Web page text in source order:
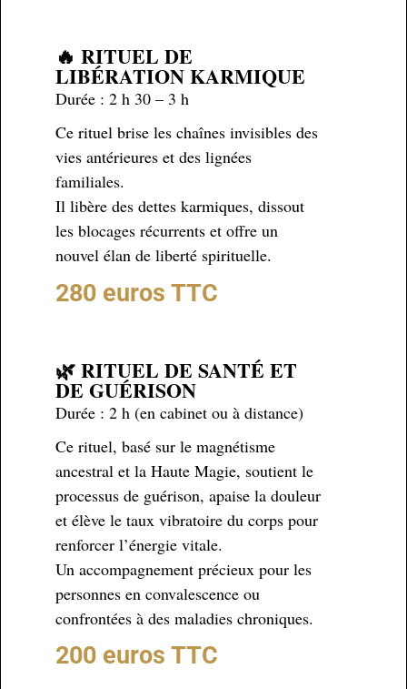
🔥 RITUEL DE
LIBÉRATION KARMIQUE
Durée : 2 h 30 – 3 h
Ce rituel brise les chaînes invisibles des
vies antérieures et des lignées
familiales.
Il libère des dettes karmiques, dissout
les blocages récurrents et offre un
nouvel élan de liberté spirituelle.
280 euros TTC
🌿 RITUEL DE SANTÉ ET
DE GUÉRISON
Durée : 2 h (en cabinet ou à distance)
Ce rituel, basé sur le magnétisme
ancestral et la Haute Magie, soutient le
processus de guérison, apaise la douleur
et élève le taux vibratoire du corps pour
renforcer l’énergie vitale.
Un accompagnement précieux pour les
personnes en convalescence ou
confrontées à des maladies chroniques.
200 euros TTC